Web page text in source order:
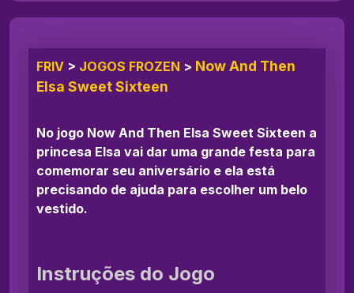
FRIV > JOGOS FROZEN > Now And Then
Elsa Sweet Sixteen
No jogo Now And Then Elsa Sweet Sixteen a
princesa Elsa vai dar uma grande festa para
comemorar seu aniversário e ela está
precisando de ajuda para escolher um belo
vestido.
Instruções do Jogo